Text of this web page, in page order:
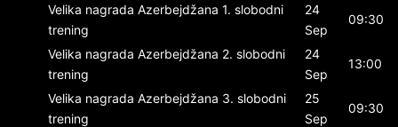
Velika nagrada Azerbejdžana 1. slobodni
trening
24
Sep
09:30
Velika nagrada Azerbejdžana 2. slobodni
trening
24
Sep
13:00
Velika nagrada Azerbejdžana 3. slobodni
trening
25
Sep
09:30